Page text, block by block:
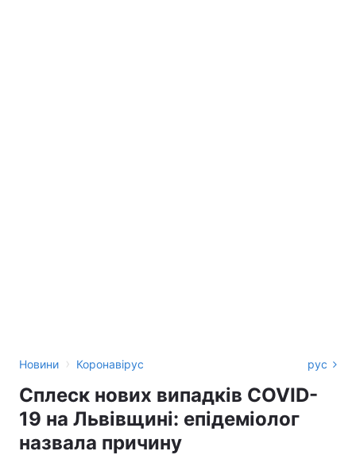
Новини › Коронавірус рус
Сплеск нових випадків COVID-
19 на Львівщині: епідеміолог
назвала причину